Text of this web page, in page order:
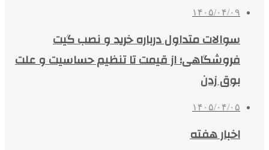
۱۴۰۵/۰۴/۰۹
سوالات متداول درباره خرید و نصب گیت
فروشگاهی؛ از قیمت تا تنظیم حساسیت و علت
بوق زدن
۱۴۰۵/۰۴/۰۵
اخبار هفته